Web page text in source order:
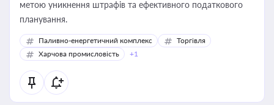
метою уникнення штрафів та ефективного податкового
планування.
Паливно-енергетичний комплекс
Торгівля
Харчова промисловість
+1